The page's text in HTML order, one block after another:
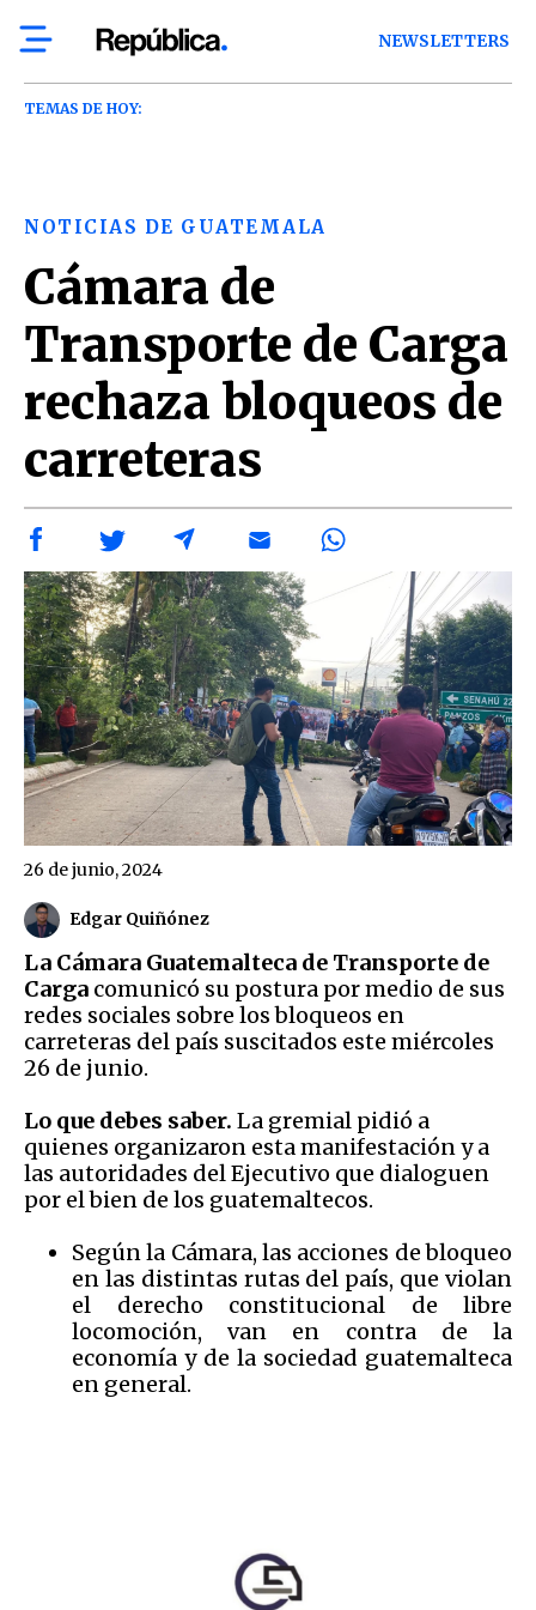
NEWSLETTERS
TEMAS DE HOY:
NOTICIAS DE GUATEMALA
Cámara de
Transporte de Carga
rechaza bloqueos de
carreteras
Edgar Quiñónez
26 de junio, 2024
La Cámara Guatemalteca de Transporte de
Carga comunicó su postura por medio de sus
redes sociales sobre los bloqueos en
carreteras del país suscitados este miércoles
26 de junio.
Lo que debes saber. La gremial pidió a
quienes organizaron esta manifestación y a
las autoridades del Ejecutivo que dialoguen
por el bien de los guatemaltecos.
Según la Cámara, las acciones de bloqueo
en las distintas rutas del país, que violan
el derecho constitucional de libre
locomoción, van en contra de la
economía y de la sociedad guatemalteca
en general.